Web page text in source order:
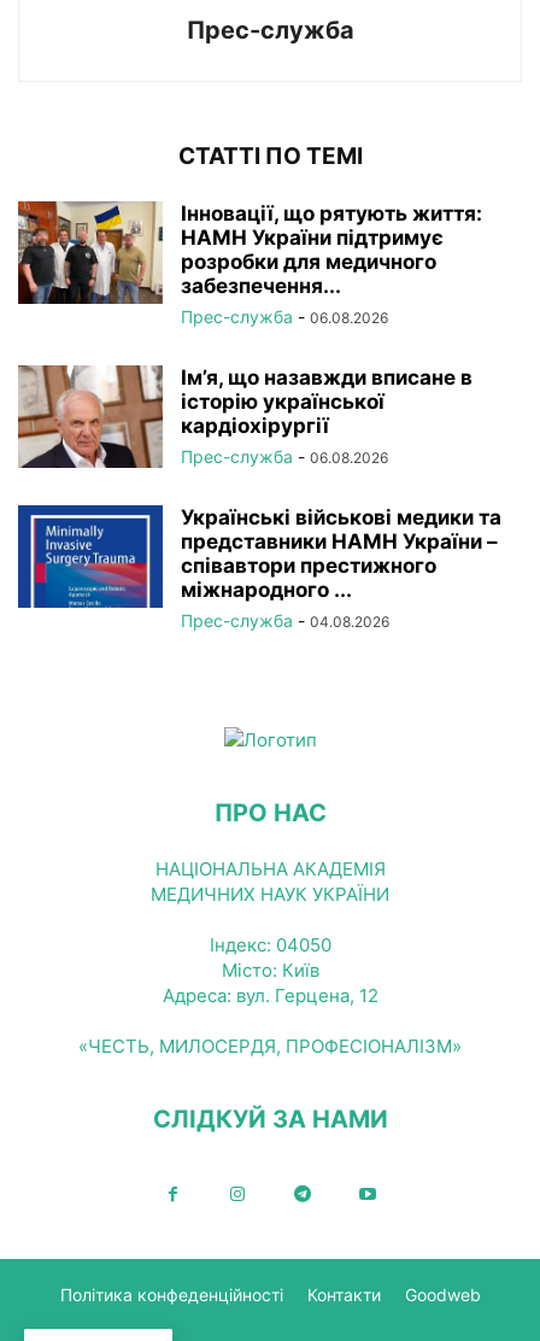
Прес-служба
СТАТТІ ПО ТЕМІ
Інновації, що рятують життя:
НАМН України підтримує
розробки для медичного
забезпечення...
Прес-служба - 06.08.2026
Ім’я, що назавжди вписане в
історію української
кардіохірургії
Прес-служба - 06.08.2026
Українські військові медики та
представники НАМН України –
співавтори престижного
міжнародного ...
Прес-служба - 04.08.2026
ПРО НАС
НАЦІОНАЛЬНА АКАДЕМІЯ
МЕДИЧНИХ НАУК УКРАЇНИ
Індекс: 04050
Місто: Київ
Адреса: вул. Герцена, 12
«ЧЕСТЬ, МИЛОСЕРДЯ, ПРОФЕСІОНАЛІЗМ»
СЛІДКУЙ ЗА НАМИ
Політика конфеденційності Контакти Goodweb